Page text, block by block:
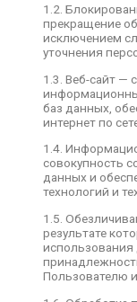
1.2.
прекращение
исключением
уточнения
1.3. Веб-сайт —
баз данных,
интернет по
1.4.
совокупность
данных и
технологий и
1.5.
результате
Пользователю
персональных
Пользователю
персональных
1.6. Обработка
действие
действий
уточнение
использование,
блокирование,
персональных
1.7. Компания
являющееся
Согласен